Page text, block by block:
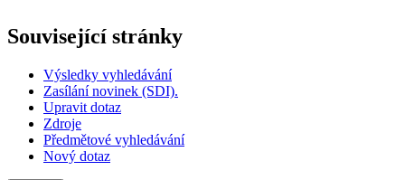
Související stránky
Výsledky vyhledávání
Zasílání novinek (SDI).
Upravit dotaz
Zdroje
Předmětové vyhledávání
Nový dotaz